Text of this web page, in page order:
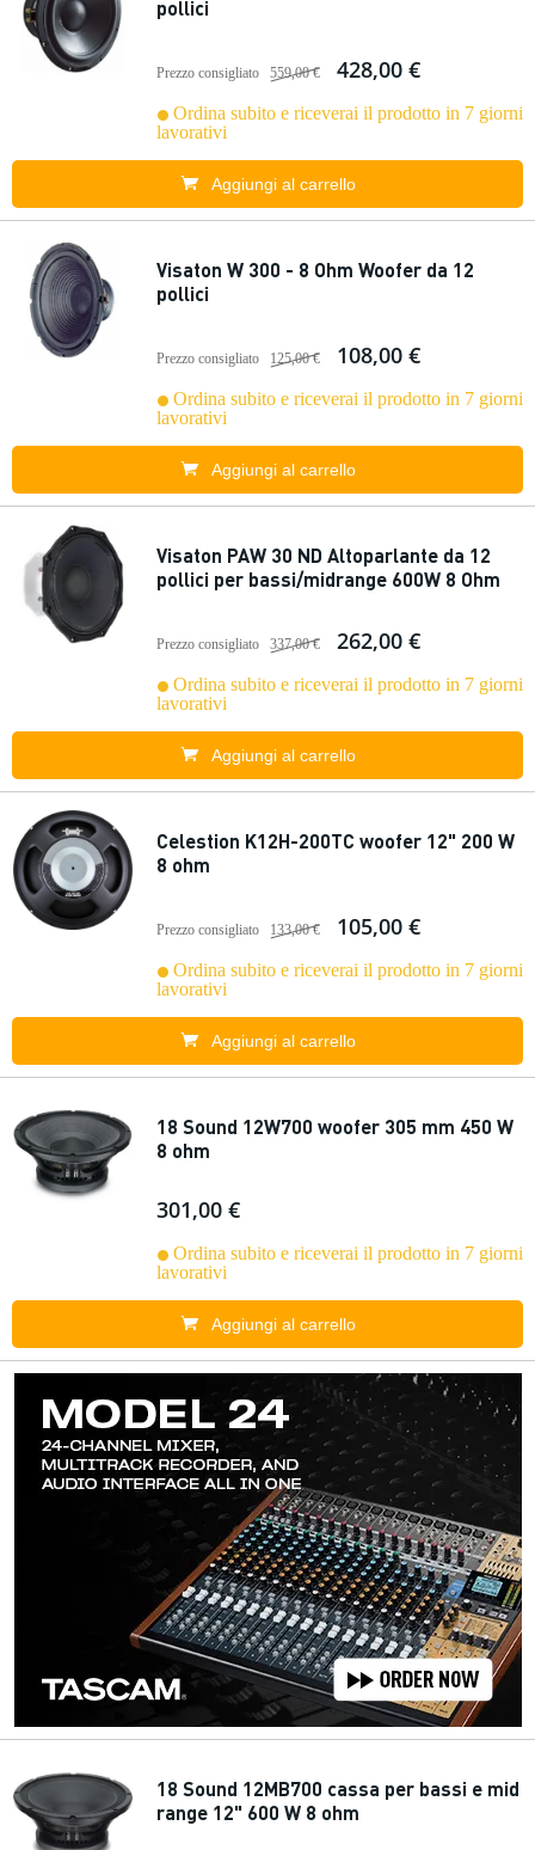
pollici
Prezzo consigliato 559,00 € 428,00 €
Ordina subito e riceverai il prodotto in 7 giorni
lavorativi
Aggiungi al carrello
Visaton W 300 - 8 Ohm Woofer da 12
pollici
Prezzo consigliato 125,00 € 108,00 €
Ordina subito e riceverai il prodotto in 7 giorni
lavorativi
Aggiungi al carrello
Visaton PAW 30 ND Altoparlante da 12
pollici per bassi/midrange 600W 8 Ohm
Prezzo consigliato 337,00 € 262,00 €
Ordina subito e riceverai il prodotto in 7 giorni
lavorativi
Aggiungi al carrello
Celestion K12H-200TC woofer 12" 200 W
8 ohm
Prezzo consigliato 133,00 € 105,00 €
Ordina subito e riceverai il prodotto in 7 giorni
lavorativi
Aggiungi al carrello
18 Sound 12W700 woofer 305 mm 450 W
8 ohm
301,00 €
Ordina subito e riceverai il prodotto in 7 giorni
lavorativi
Aggiungi al carrello
18 Sound 12MB700 cassa per bassi e mid
range 12" 600 W 8 ohm